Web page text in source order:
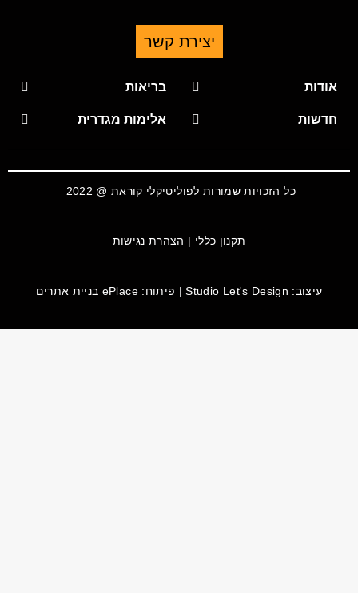
יצירת קשר
בריאות
אלימות מגדרית
כל הזכויות שמורות לפוליטיקלי קוראת @ 2022
תקנון כללי |הצהרת נגישות
עיצוב:Studio Let's Design| פיתוח: ePlace בניית אתרים